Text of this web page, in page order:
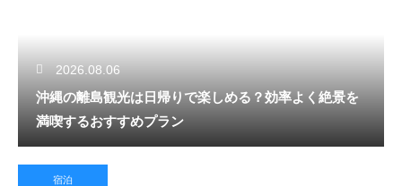
2026.08.06
沖縄の離島観光は日帰りで楽しめる？効率よく絶景を
満喫するおすすめプラン
宿泊